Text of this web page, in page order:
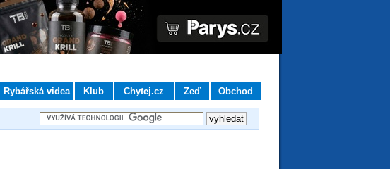
Rybářská videa Klub Chytej.cz Zeď Obchod